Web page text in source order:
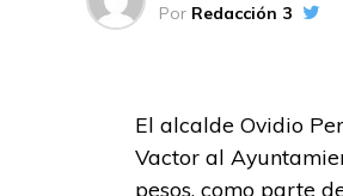
Por Redacción 3
El alcalde Ovidio
Vactor al
pesos, como parte